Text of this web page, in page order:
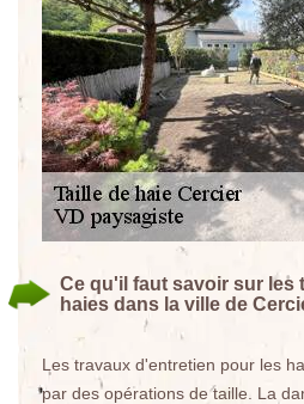
Ce qu'il faut savoir sur les
haies dans la ville de
Les travaux d'entretien pour les
par des opérations de taille. La